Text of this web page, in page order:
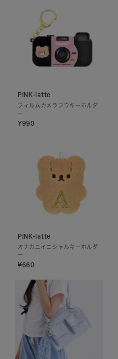
PINK-latte
フィルムカメラフウキーホルダ
ー
¥990
PINK-latte
オナカニイニシャルキーホルダ
ー
¥660